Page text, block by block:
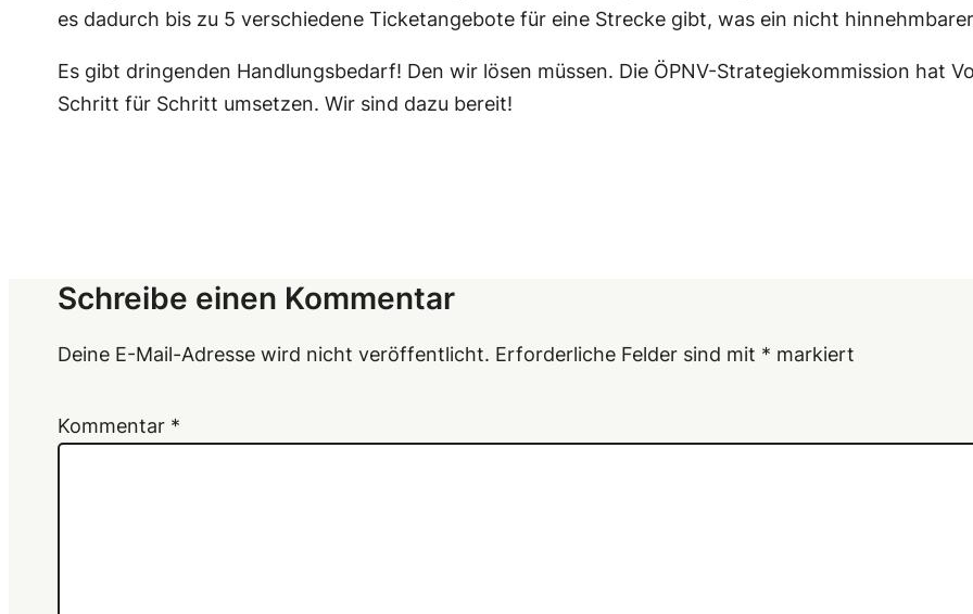
es dadurch bis zu 5 verschiedene Ticketangebote für eine Strecke gibt, was ein nicht
Es gibt dringenden Handlungsbedarf! Den wir lösen müssen. Die ÖPNV-Strategiekommission hat
Schritt für Schritt umsetzen. Wir sind dazu bereit!
Schreibe einen Kommentar
Deine E-Mail-Adresse wird nicht veröffentlicht. Erforderliche Felder sind mit * markiert
Kommentar *